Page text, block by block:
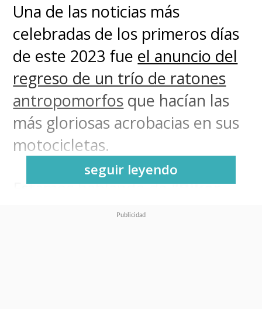
Una de las noticias más
celebradas de los primeros días
de este 2023 fue el anuncio del
regreso de un trío de ratones
antropomorfos que hacían las
más gloriosas acrobacias en sus
motocicletas.
Estamos hablando de"Biker
Mice from Mars" (Los
seguir leyendo